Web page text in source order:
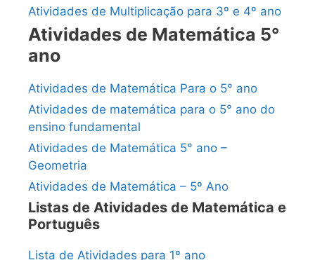
Atividades de Multiplicação para 3º e 4º ano
Atividades de Matemática 5°
ano
Atividades de Matemática Para o 5° ano
Atividades de matemática para o 5° ano do
ensino fundamental
Atividades de Matemática 5° ano –
Geometria
Atividades de Matemática – 5º Ano
Listas de Atividades de Matemática e
Português
Lista de Atividades para 1º ano